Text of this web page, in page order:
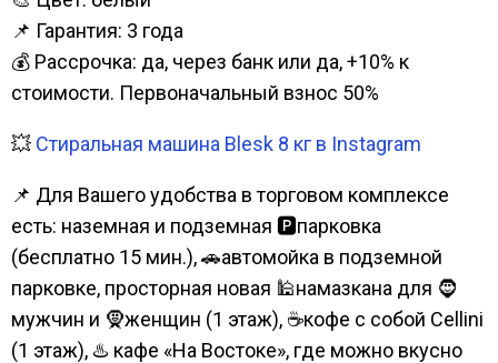
📌 Гарантия: 3 года
💰 Рассрочка: да, через банк или да, +10% к
стоимости. Первоначальный взнос 50%
💥 Стиральная машина Blesk 8 кг в Instagram
📌 Для Вашего удобства в торговом комплексе
есть: наземная и подземная 🅿парковка
(бесплатно 15 мин.), 🚗автомойка в подземной
парковке, просторная новая 🕌намазкана для 🧔
мужчин и 🧕женщин (1 этаж), ☕кофе с собой Cellini
(1 этаж), ♨️ кафе «На Востоке», где можно вкусно